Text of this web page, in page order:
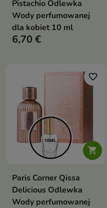
Pistachio Odlewka
Wody perfumowanej
dla kobiet 10 ml
6,70 €

favorite_border
Paris Corner Qissa
Delicious Odlewka
Wody perfumowanej